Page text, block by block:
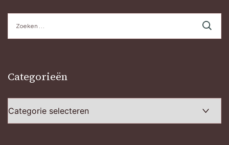
naar:
Categorieën